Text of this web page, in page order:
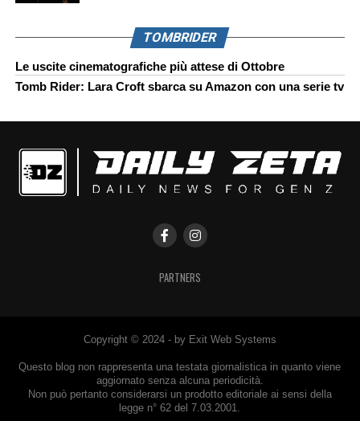
TOMBRIDER
Le uscite cinematografiche più attese di Ottobre
Tomb Rider: Lara Croft sbarca su Amazon con una serie tv
PARTNERS
Copyright © 2024 - by Exit Web Systems
Questo blog non rappresenta una testata giornalistica in quanto viene
aggiornato senza alcuna periodicità.
Non può pertanto considerarsi un prodotto editoriale ai sensi della
legge n° 62 del 7.03.2001.